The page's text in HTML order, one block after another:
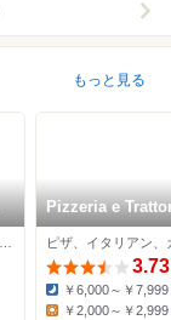
もっと見る
Pizzeria e
VACANZE
MOTOYAMA
ピザ、イタリアン、
3.73
Dinner:
￥6,000～￥7,999
￥2,000～￥2,999